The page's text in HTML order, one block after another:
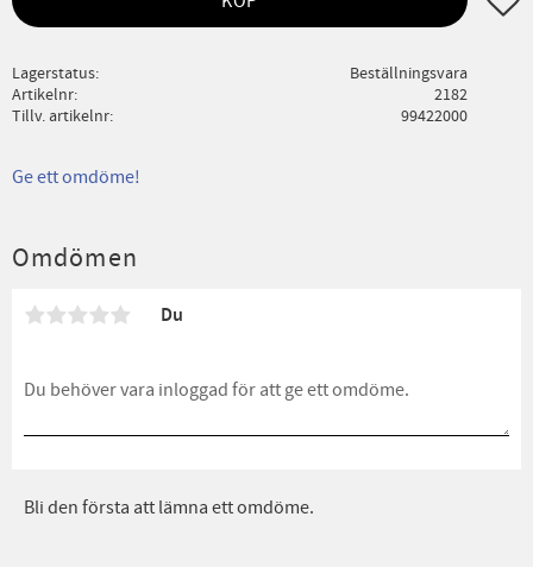
Lagerstatus
Beställningsvara
Artikelnr
2182
Tillv. artikelnr
99422000
Ge ett omdöme!
Omdömen
Du
Bli den första att lämna ett omdöme.